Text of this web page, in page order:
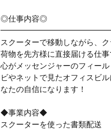
◎仕事内容◎
スクーターで移動しながら、
荷物を先方様に直接届ける仕
心がメッセンジャーのフィー
ビやネットで見たオフィスビ
なたの自信になります！
◆事業内容◆
スクーターを使った書類配送